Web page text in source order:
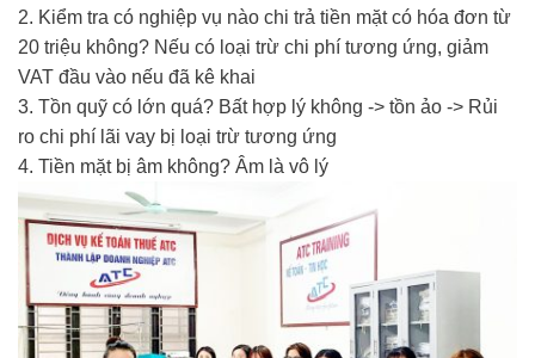
2. Kiểm tra có nghiệp vụ nào chi trả tiền mặt có hóa đơn từ
20 triệu không? Nếu có loại trừ chi phí tương ứng, giảm
VAT đầu vào nếu đã kê khai
3. Tồn quỹ có lớn quá? Bất hợp lý không -> tồn ảo -> Rủi
ro chi phí lãi vay bị loại trừ tương ứng
4. Tiền mặt bị âm không? Âm là vô lý